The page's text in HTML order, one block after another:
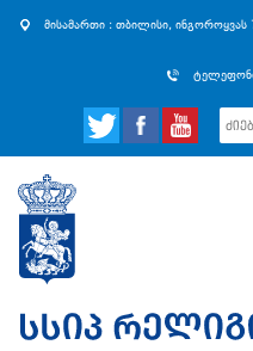
მისამართი : თბილისი,